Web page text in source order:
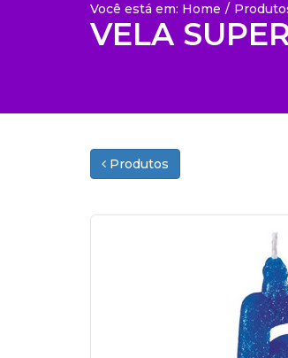
Você está em: Home /
VELA
Produtos